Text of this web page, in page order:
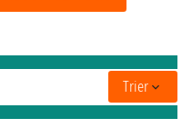
Trier